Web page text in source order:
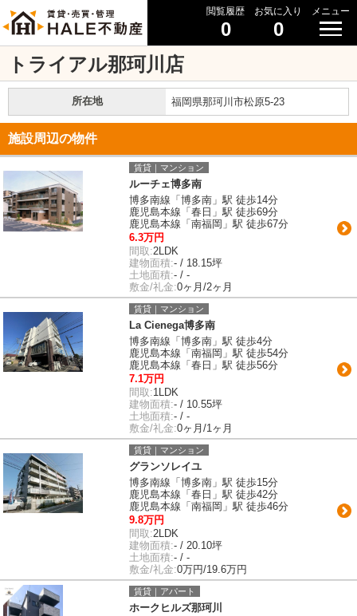
閲覧履歴
0
お気に入り
0
メニュー
トライアル那珂川店
所在地 福岡県那珂川市松原5-23
施設周辺の物件
賃貸｜マンション
ルーチェ博多南
博多南線「博多南」駅 徒歩14分
鹿児島本線「春日」駅 徒歩69分
鹿児島本線「南福岡」駅 徒歩67分
6.3万円
間取:2LDK
建物面積:- / 18.15坪
土地面積:- / -
敷金/礼金:0ヶ月/2ヶ月
賃貸｜マンション
La Cienega博多南
博多南線「博多南」駅 徒歩4分
鹿児島本線「南福岡」駅 徒歩54分
鹿児島本線「春日」駅 徒歩56分
7.1万円
間取:1LDK
建物面積:- / 10.55坪
土地面積:- / -
敷金/礼金:0ヶ月/1ヶ月
賃貸｜マンション
グランソレイユ
博多南線「博多南」駅 徒歩15分
鹿児島本線「春日」駅 徒歩42分
鹿児島本線「南福岡」駅 徒歩46分
9.8万円
間取:2LDK
建物面積:- / 20.10坪
土地面積:- / -
敷金/礼金:0万円/19.6万円
賃貸｜アパート
ホークヒルズ那珂川